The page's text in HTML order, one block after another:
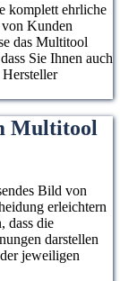
komplett ehrliche
Kunden
das Multitool
Sie Ihnen auch
Multitool
Bild von
erleichtern
dass die
darstellen
jeweiligen